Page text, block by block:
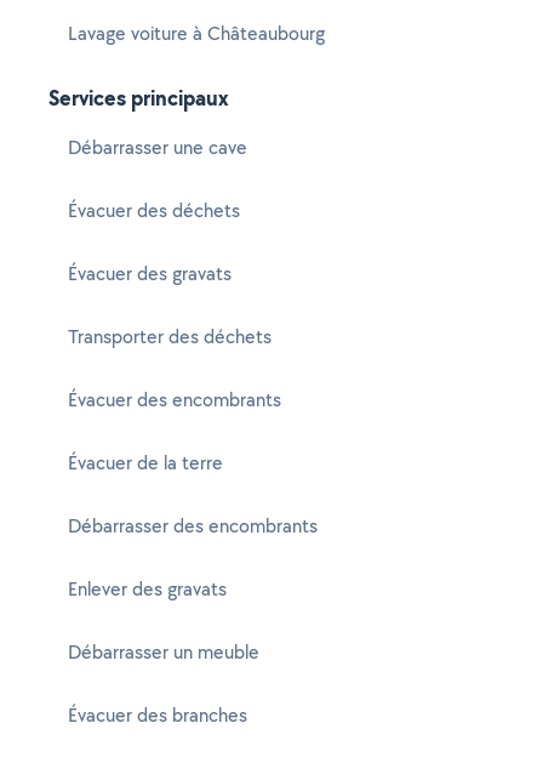
Lavage voiture à Châteaubourg
Services principaux
Débarrasser une cave
Évacuer des déchets
Évacuer des gravats
Transporter des déchets
Évacuer des encombrants
Évacuer de la terre
Débarrasser des encombrants
Enlever des gravats
Débarrasser un meuble
Évacuer des branches